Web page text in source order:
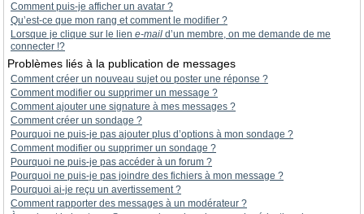
Comment puis-je afficher un avatar ?
Qu’est-ce que mon rang et comment le modifier ?
Lorsque je clique sur le lien e-mail d’un membre, on me demande de me
connecter !?
Problèmes liés à la publication de messages
Comment créer un nouveau sujet ou poster une réponse ?
Comment modifier ou supprimer un message ?
Comment ajouter une signature à mes messages ?
Comment créer un sondage ?
Pourquoi ne puis-je pas ajouter plus d’options à mon sondage ?
Comment modifier ou supprimer un sondage ?
Pourquoi ne puis-je pas accéder à un forum ?
Pourquoi ne puis-je pas joindre des fichiers à mon message ?
Pourquoi ai-je reçu un avertissement ?
Comment rapporter des messages à un modérateur ?